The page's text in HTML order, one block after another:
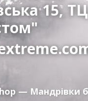
15,
— Мандрівки